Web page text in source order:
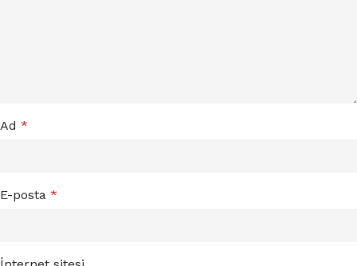
Ad *
E-posta *